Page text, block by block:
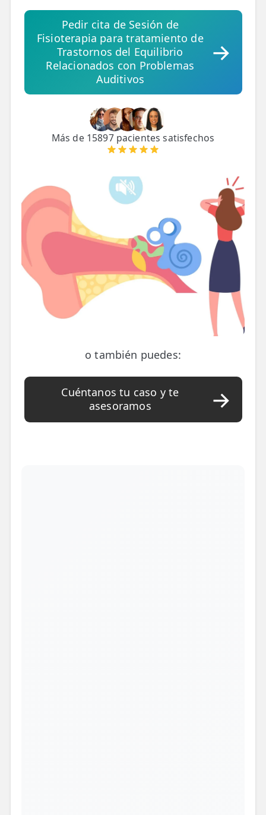
FRECUENTES
Rotura Fibrilar
Dolor de Cabeza
Trocanteritis
Fascitis Plantar
Ciática
Bursitis de Hombro
Síndrome Piramidal
Tendinitis de Aquiles
Pedir cita de Sesión de
Fisioterapia para tratamiento de
Trastornos del Equilibrio
Relacionados con Problemas
Auditivos
Más de 15897 pacientes satisfechos
o también puedes:
Cuéntanos tu caso y te
asesoramos